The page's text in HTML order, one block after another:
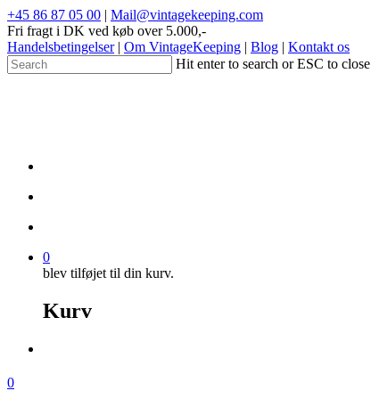
+45 86 87 05 00 | Mail@vintagekeeping.com
Fri fragt i DK ved køb over 5.000,-
Handelsbetingelser| Om VintageKeeping | Blog | Kontakt os
Hit enter to search or ESC to close
0
blev tilføjet til din kurv.
Kurv
0